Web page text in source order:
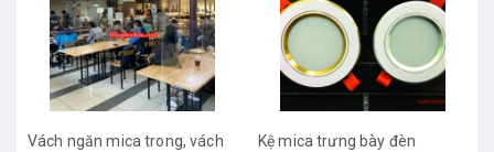
Kệ mica trưng bày đèn
KHUNG ẢNH MICA ĐỂ BÀN